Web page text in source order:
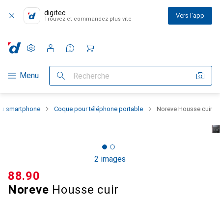
digitec
Trouvez et commandez plus vite Vers l'app
Navigation par catégorie
Menu Recherche
Paramètres
Compte client
Listes de comparaison
Listes d'envies
Panier
smartphone Coque pour téléphone portable Noreve Housse cuir
2 images
Noreve Housse cuir
CHF
88.90